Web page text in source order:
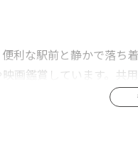
利な駅前と静かで落
画鑑賞しています。共